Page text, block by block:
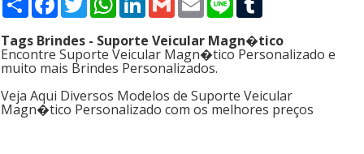
Tags Brindes - Suporte Veicular Magn�tico
Encontre Suporte Veicular Magn�tico Personalizado e
muito mais Brindes Personalizados.
Veja Aqui Diversos Modelos de Suporte Veicular
Magn�tico Personalizado com os melhores preços